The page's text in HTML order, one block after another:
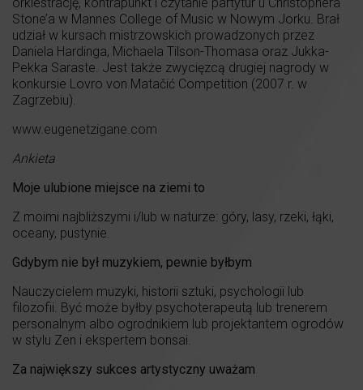
Stone’a w Mannes College of Music w Nowym Jorku. Brał
udział w kursach mistrzowskich prowadzonych przez
Daniela Hardinga, Michaela Tilson-Thomasa oraz Jukka-
Pekka Saraste. Jest także zwycięzcą drugiej nagrody w
konkursie Lovro von Matačić Competition (2007 r. w
Zagrzebiu).
www.eugenetzigane.com
Ankieta
Moje ulubione miejsce na ziemi to
Z moimi najbliższymi i/lub w naturze: góry, lasy, rzeki, łąki,
oceany, pustynie.
Gdybym nie był muzykiem, pewnie byłbym
Nauczycielem muzyki, historii sztuki, psychologii lub
filozofii. Być może byłby psychoterapeutą lub trenerem
personalnym albo ogrodnikiem lub projektantem ogrodów
w stylu Zen i ekspertem bonsai.
Za największy sukces artystyczny uważam